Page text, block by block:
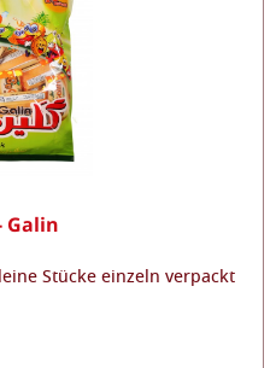
Galin
Stücke einzeln verpackt